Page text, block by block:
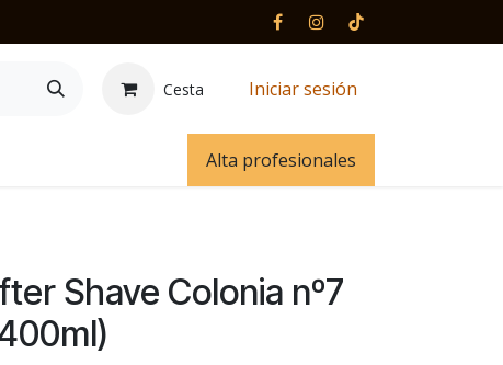
Cesta Iniciar sesión
Alta profesionales
Shave Colonia nº7